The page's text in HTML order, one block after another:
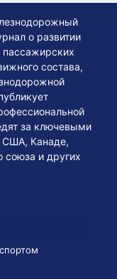
о развитии
пассажирских
состава,
за ключевыми
США, Канаде,
союза и других